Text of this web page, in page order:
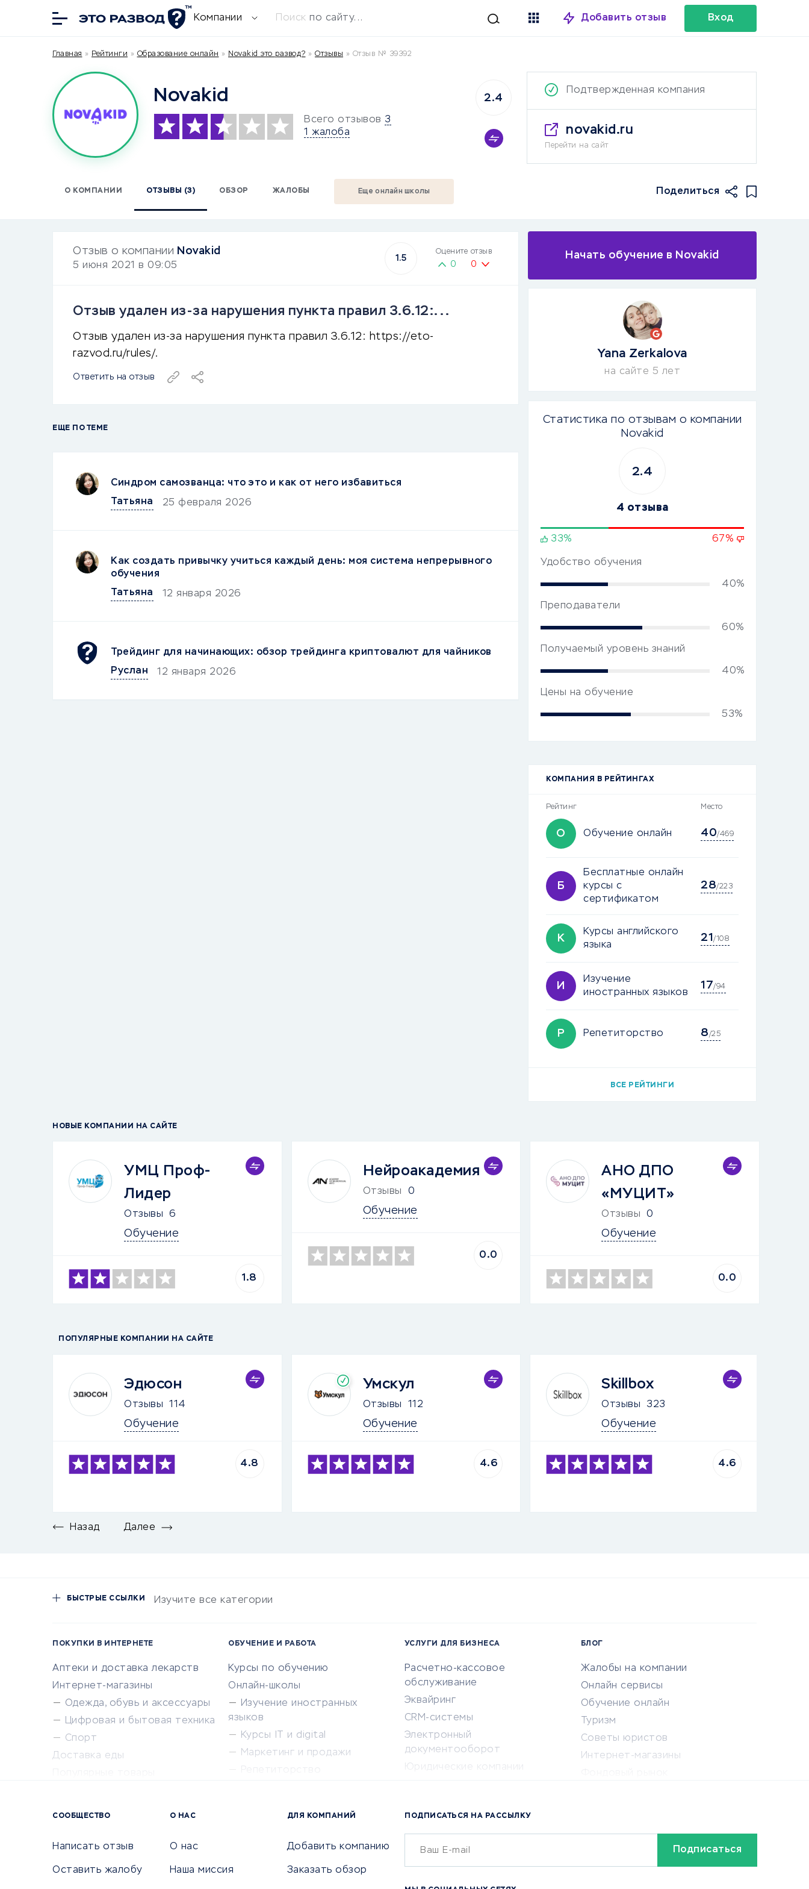
Компании Поиск по сайту... Добавить отзыв Вход
Главная » Рейтинги » Образование онлайн » Novakid это развод? » Отзывы » Отзыв № 39392
Novakid
Всего отзывов 3
1 жалоба
2.4
Подтвержденная компания
novakid.ru
Перейти на сайт
О КОМПАНИИ ОТЗЫВЫ (3) ОБЗОР ЖАЛОБЫ Еще онлайн школы Поделиться
Отзыв о компании Novakid
5 июня 2021 в 09:05
1.5
Оцените отзыв
0 0
Отзыв удален из-за нарушения пункта правил 3.6.12:...
Отзыв удален из-за нарушения пункта правил 3.6.12: https://eto-
razvod.ru/rules/.
Ответить на отзыв
ЕЩЕ ПО ТЕМЕ
Синдром самозванца: что это и как от него избавиться
Татьяна
25 февраля 2026
Как создать привычку учиться каждый день: моя система непрерывного
обучения
Татьяна
12 января 2026
Трейдинг для начинающих: обзор трейдинга криптовалют для чайников
Руслан
12 января 2026
Начать обучение в Novakid
Yana Zerkalova
на сайте 5 лет
Статистика по отзывам о компании
Novakid
2.4
4 отзыва
33% 67%
Удобство обучения
40%
Преподаватели
60%
Получаемый уровень знаний
40%
Цены на обучение
53%
КОМПАНИЯ В РЕЙТИНГАХ
Рейтинг Место
О Обучение онлайн 40/469
Б
Бесплатные онлайн
курсы с
сертификатом
28/223
К
Курсы английского
языка
21 /108
И
Изучение
иностранных языков
17/94
Р Репетиторство 8/25
ВСЕ РЕЙТИНГИ
НОВЫЕ КОМПАНИИ НА САЙТЕ
УМЦ Проф-
Лидер
Отзывы 6
Обучение
1.8
Нейроакадемия
Отзывы 0
Обучение
0.0
АНО ДПО
«МУЦИТ»
Отзывы 0
Обучение
0.0
ПОПУЛЯРНЫЕ КОМПАНИИ НА САЙТЕ
Эдюсон
Отзывы 114
Обучение
4.8
Умскул
Отзывы 112
Обучение
4.6
Skillbox
Отзывы 323
Обучение
4.6
Назад Далее
БЫСТРЫЕ ССЫЛКИ Изучите все категории
ПОКУПКИ В ИНТЕРНЕТЕ
Аптеки и доставка лекарств
Интернет-магазины
Одежда, обувь и аксессуары
Цифровая и бытовая техника
Спорт
Доставка еды
ОБУЧЕНИЕ И РАБОТА
Курсы по обучению
Онлайн-школы
Изучение иностранных
языков
Курсы IT и digital
Маркетинг и продажи
Университеты
УСЛУГИ ДЛЯ БИЗНЕСА
Расчетно-кассовое
обслуживание
Эквайринг
CRM-системы
Электронный
документооборот
Юридические компании
Бухгалтерия онлайн
Онлайн-кассы
SERM
БЛОГ
Жалобы на компании
Онлайн сервисы
Обучение онлайн
Туризм
Советы юристов
Интернет-магазины
СООБЩЕСТВО
Написать отзыв
Оставить жалобу
О НАС
О нас
Наша миссия
ДЛЯ КОМПАНИЙ
Добавить компанию
Заказать обзор
ПОДПИСАТЬСЯ НА РАССЫЛКУ